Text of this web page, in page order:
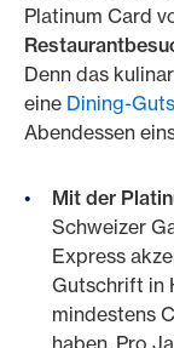
Platinum Card
Denn das
eine Dining-
Abendessen
Mit der
Schweizer
Express
Gutschrift in
mindestens
haben. Pro